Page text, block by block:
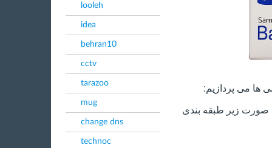
looleh
idea
behran10
cctv
tarazoo
mug
change dns
technoc
ها می پردازیم:
زیر طبقه بندی